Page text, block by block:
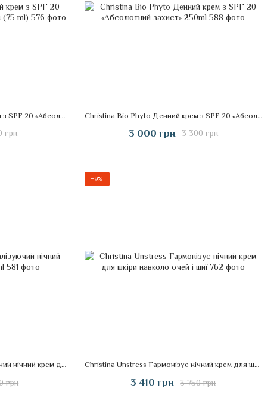
Christina Bio Phyto денний крем з SPF 20 «Абсолютний захист» з тоном (75 ml)
грн
Christina Bio Phyto Денний крем з SPF 20 «Абсолютний захист» 250ml
3 300 грн
3 000 грн
Christina Bio Phyto Нормалізуючий нічний крем для обличчя 75 ml
грн
−9%
Christina Unstress Гармонізує нічний крем для шкіри навколо очей і шиї
3 750 грн
3 410 грн